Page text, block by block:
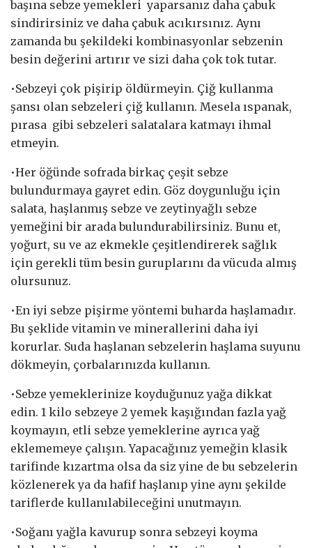
başına sebze yemekleri yaparsanız daha çabuk
sindirirsiniz ve daha çabuk acıkırsınız. Aynı
zamanda bu şekildeki kombinasyonlar sebzenin
besin değerini artırır ve sizi daha çok tok tutar.
•Sebzeyi çok pişirip öldürmeyin. Çiğ kullanma
şansı olan sebzeleri çiğ kullanın. Mesela ıspanak,
pırasa gibi sebzeleri salatalara katmayı ihmal
etmeyin.
•Her öğünde sofrada birkaç çeşit sebze
bulundurmaya gayret edin. Göz doygunluğu için
salata, haşlanmış sebze ve zeytinyağlı sebze
yemeğini bir arada bulundurabilirsiniz. Bunu et,
yoğurt, su ve az ekmekle çeşitlendirerek sağlık
için gerekli tüm besin guruplarını da vücuda almış
olursunuz.
•En iyi sebze pişirme yöntemi buharda haşlamadır.
Bu şeklide vitamin ve minerallerini daha iyi
korurlar. Suda haşlanan sebzelerin haşlama suyunu
dökmeyin, çorbalarınızda kullanın.
•Sebze yemeklerinize koyduğunuz yağa dikkat
edin. 1 kilo sebzeye 2 yemek kaşığından fazla yağ
koymayın, etli sebze yemeklerine ayrıca yağ
eklememeye çalışın. Yapacağınız yemeğin klasik
tarifinde kızartma olsa da siz yine de bu sebzelerin
közlenerek ya da hafif haşlanıp yine aynı şekilde
tariflerde kullanılabileceğini unutmayın.
•Soğanı yağla kavurup sonra sebzeyi koyma